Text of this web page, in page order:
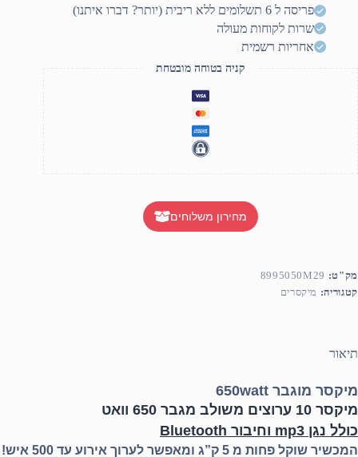
פריסה ל 6 תשלומים ללא ריבית (יותר? דברו איתנו)
שרות לקוחות מעולה
אחריות רשמית
קניה בטוחה מובטחת
מחירון משלוחים
מק"ט: 8995050M29
קטגוריה: מיקסרים
תיאור
מיקסר מוגבר 650watt
מיקסר 10 ערוצים משולב מגבר 650 וואט
כולל נגן mp3 וחיבור Bluetooth
המכשיר שוקל פחות מ 5 ק”ג ומאפשר לערוך אירוע עד 500 איש!